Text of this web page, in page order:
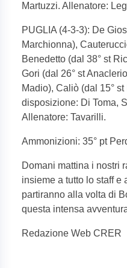
Martuzzi. Allenatore:
PUGLIA (4-3-3): De
Marchionna),
Benedetto (dal 38° st
Gori (dal 26° st
Madio), Caliò (dal 15° st
disposizione: Di Toma,
Allenatore: Tavarilli.
Ammonizioni: 35° pt
Domani mattina i nostri
insieme a tutto lo staff e
partiranno alla volta di
questa intensa
Redazione Web CRER